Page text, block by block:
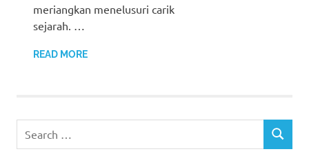
meriangkan menelusuri carik
sejarah. …
READ MORE
for:
SEARCH